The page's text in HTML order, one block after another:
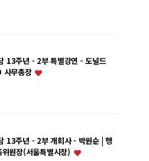
13주년 - 2부 특별강연 - 도널드
사무총장
13주년 - 2부 개회사 - 박원순 | 행
원장(서울특별시장)